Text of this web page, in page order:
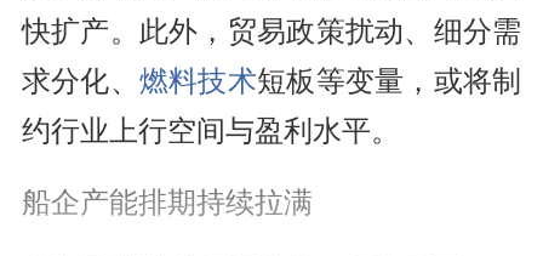
快扩产。此外，贸易政策扰动、细分需
求分化、 燃料技术短板等变量，或将制
约行业上行空间与盈利水平。
船企产能排期持续拉满